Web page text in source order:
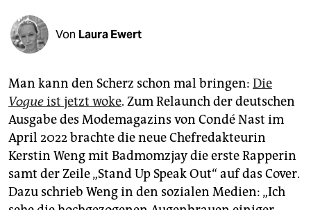
shop
fragen & hilfe
unterstützen
abo
genossenschaft
epaper login
Von Laura Ewert
Man kann den Scherz schon mal bringen: Die
Vogueist jetzt woke. Zum Relaunch der deutschen
Ausgabe des Modemagazins von Condé Nast im
April 2022 brachte die neue Chefredakteurin
Kerstin Weng mit Badmomzjay die erste Rapperin
samt der Zeile „Stand Up Speak Out“ auf das Cover.
Dazu schrieb Weng in den sozialen Medien: „Ich